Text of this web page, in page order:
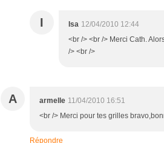
I Isa 12/04/2010 12:44
<br /> <br /> Merci Cath.
/> <br />
A armelle 11/04/2010 16:51
<br /> Merci pour tes grilles
Répondre